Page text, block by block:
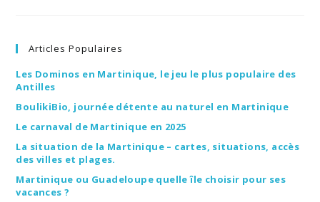
Et
Le
Articles Populaires
Les Dominos en Martinique, le jeu le plus populaire des
Antilles
BoulikiBio, journée détente au naturel en Martinique
Le carnaval de Martinique en 2025
La situation de la Martinique – cartes, situations, accès
des villes et plages.
Martinique ou Guadeloupe quelle île choisir pour ses
vacances ?